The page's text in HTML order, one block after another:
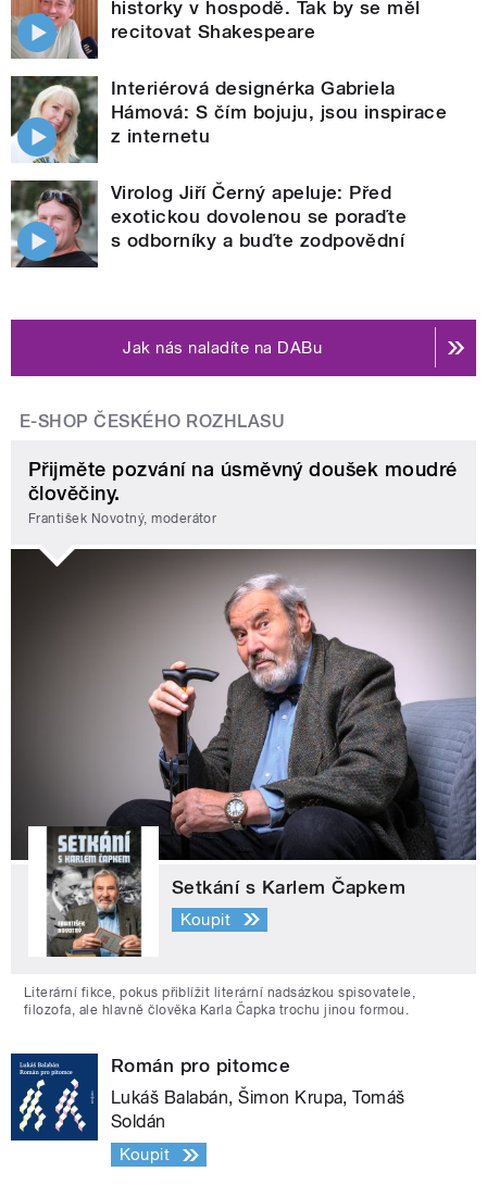
historky v hospodě. Tak by se měl
recitovat Shakespeare
Interiérová designérka Gabriela
Hámová: S čím bojuju, jsou inspirace
z internetu
Virolog Jiří Černý apeluje: Před
exotickou dovolenou se poraďte
s odborníky a buďte zodpovědní
Jak nás naladíte na DABu
E-SHOP ČESKÉHO ROZHLASU
Přijměte pozvání na úsměvný doušek moudré
člověčiny.
František Novotný, moderátor
Setkání s Karlem Čapkem
Koupit
Literární fikce, pokus přiblížit literární nadsázkou spisovatele,
filozofa, ale hlavně člověka Karla Čapka trochu jinou formou.
Román pro pitomce
Lukáš Balabán, Šimon Krupa, Tomáš
Soldán
Koupit